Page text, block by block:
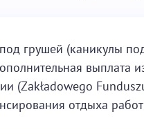
грушей (каникулы
выплата
(Zakładowego
отдыха